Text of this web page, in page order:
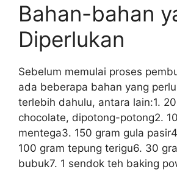
Bahan-bahan
Diperlukan
Sebelum memulai proses
ada beberapa bahan yang
terlebih dahulu, antara lain:1.
chocolate, dipotong-potong2.
mentega3. 150 gram gula
100 gram tepung terigu6. 30
bubuk7. 1 sendok teh baking